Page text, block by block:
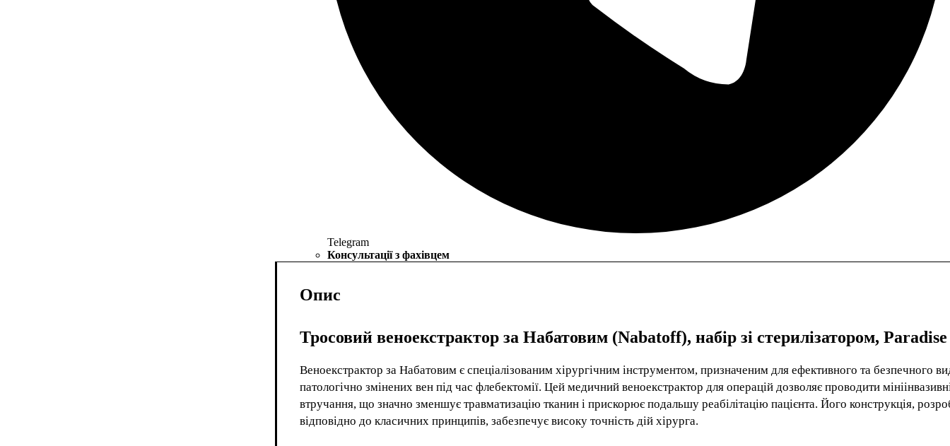
Telegram
Консультації з фахівцем
Опис
Тросовий веноекстрактор за Набатовим (Nabatoff), набір зі стерилізатором, Paradise
Веноекстрактор за Набатовим є спеціалізованим хірургічним інструментом, призначеним для ефективного та безпечного
патологічно змінених вен під час флебектомії. Цей медичний веноекстрактор для операцій дозволяє проводити
втручання, що значно зменшує травматизацію тканин і прискорює подальшу реабілітацію пацієнта. Його конструкція,
відповідно до класичних принципів, забезпечує високу точність дій хірурга.